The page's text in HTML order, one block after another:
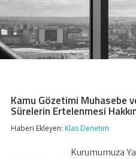
Kamu Gözetimi Muhasebe
Sürelerin Ertelenmesi
Haberi Ekleyen:Klas Denetim
Kurumumuza